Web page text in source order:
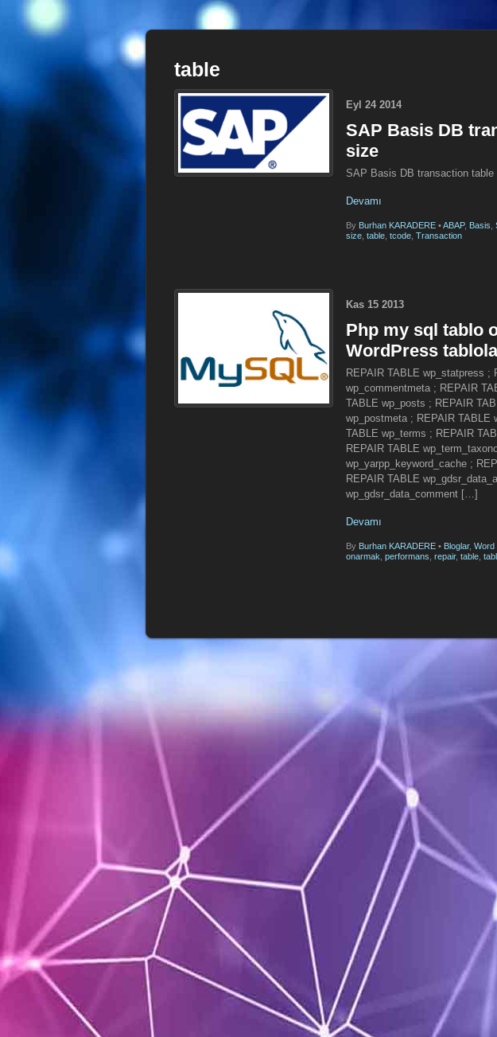
table
Eyl 24 2014
SAP Basis DB
size
SAP Basis DB transaction table
Devamı
By Burhan KARADERE •ABAP, Basis
size table tcode Transaction
Kas 15 2013
Php my sql tablo
WordPress
REPAIR TABLE wp_statpress ;
wp_commentmeta ; REPAIR
TABLE wp_posts ; REPAIR
wp_postmeta ; REPAIR TABLE
TABLE wp_terms ; REPAIR
REPAIR TABLE
wp_yarpp_keyword_cache ;
REPAIR TABLE
wp_gdsr_data_comment […]
Devamı
By Burhan KARADERE • Bloglar, Word
onarmak performans repair, table